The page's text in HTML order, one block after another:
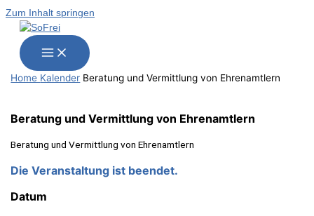
Zum Inhalt springen
Home Kalender Bera­tung und Ver­mitt­lung von Ehrenamtlern
Bera­tung und Ver­mitt­lung von Ehrenamtlern
Bera­tung und Ver­mitt­lung von Ehrenamtlern
Die Veranstaltung ist beendet.
Datum